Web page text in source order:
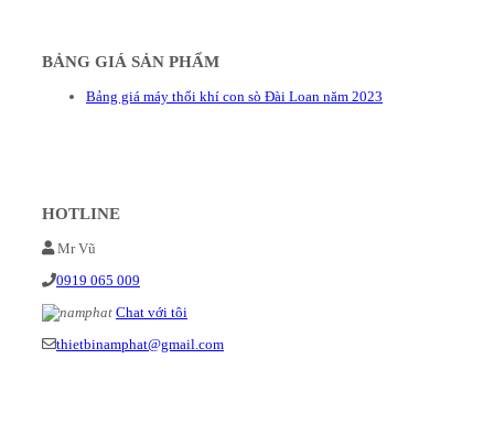
BẢNG GIÁ SẢN PHẨM
Bảng giá máy thổi khí con sò Đài Loan năm 2023
HOTLINE
Mr Vũ
0919 065 009
Chat với tôi
thietbinamphat@gmail.com